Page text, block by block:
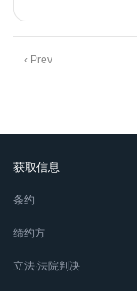
Previous
‹ Prev
获取信息
条约
缔约方
立法∙法院判决